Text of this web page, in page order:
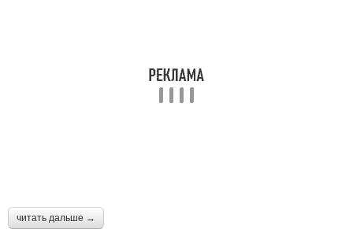
читать дальше →